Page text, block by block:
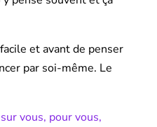
et avant de penser
par soi-même. Le
vous, pour vous,